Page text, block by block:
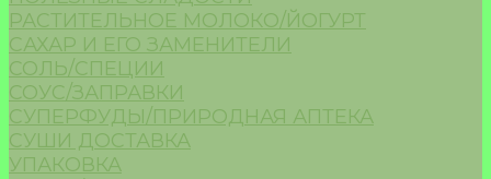
РАСТИТЕЛЬНОЕ МОЛОКО/ЙОГУРТ
САХАР И ЕГО ЗАМЕНИТЕЛИ
СОЛЬ/СПЕЦИИ
СОУС/ЗАПРАВКИ
СУПЕРФУДЫ/ПРИРОДНАЯ АПТЕКА
СУШИ ДОСТАВКА
УПАКОВКА